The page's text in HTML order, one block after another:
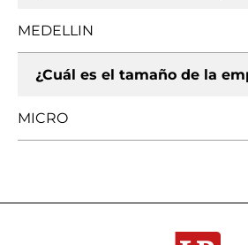
MEDELLIN
¿Cuál es el tamaño de la
MICRO